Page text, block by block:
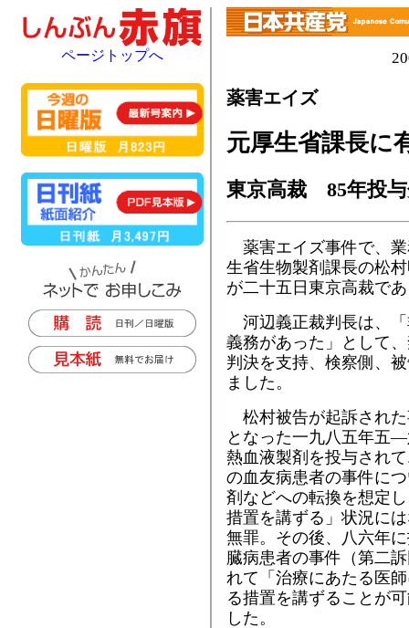
薬害エイズ
元厚生省課長に
東京高裁 85年投
薬害エイズ事件で、
生省生物製剤課長の松
が二十五日東京高裁で
河辺義正裁判長は、
義務があった」として
判決を支持、検察側、
ました。
松村被告が起訴され
となった一九八五年五
熱血液製剤を投与され
の血友病患者の事件に
剤などへの転換を想定
措置を講ずる」状況に
無罪。その後、八六年
臓病患者の事件（第二
れて「治療にあたる医
る措置を講ずることが
した。
ページトップへ